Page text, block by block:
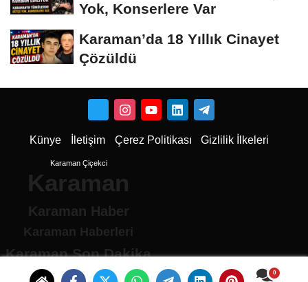
Yok, Konserlere Var
Karaman’da 18 Yıllık Cinayet
Çözüldü
Künye İletişim Çerez Politikası Gizlilik İlkeleri
Karaman Çiçekci
Karaman
Karaman Haber
Karaman Haberleri
Karaman Son Dakika
Karaman son dakika Haberleri